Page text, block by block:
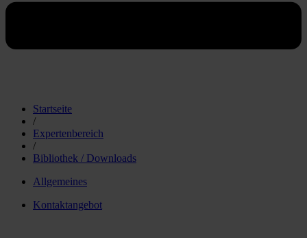
Startseite
/
Expertenbereich
/
Bibliothek / Downloads
Allgemeines
Kontaktangebot